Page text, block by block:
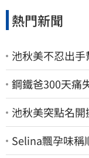
熱門新聞
池秋美不忍出
鋼鐵爸300天
池秋美突點名
Selina飄孕味